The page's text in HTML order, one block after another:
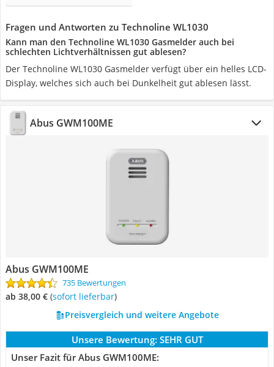
Fragen und Antworten zu Technoline WL1030
Kann man den Technoline WL1030 Gasmelder auch bei
schlechten Lichtverhältnissen gut ablesen?
Der Technoline WL1030 Gasmelder verfügt über ein helles LCD-
Display, welches sich auch bei Dunkelheit gut ablesen lässt.
Abus GWM100ME
Abus GWM100ME
735 Bewertungen
ab 38,00 € ( Sofort lieferbar)
Preisvergleich und weitere Angebote
Unsere Bewertung: SEHR GUT
Unser Fazit für Abus GWM100ME: